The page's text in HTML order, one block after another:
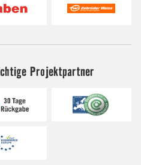
Projektpartner